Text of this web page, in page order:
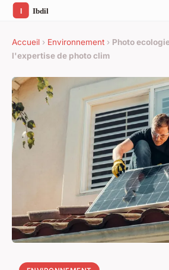
Accueil › Environnement › Photo
l'expertise de photo clim